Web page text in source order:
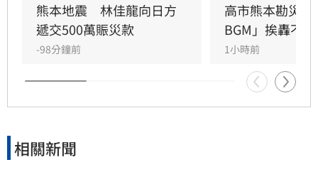
熊本地震　林佳龍向日方
遞交500萬賑災款
-98分鐘前
高市熊本勘災
BGM」挨轟不
1小時前
相關新聞